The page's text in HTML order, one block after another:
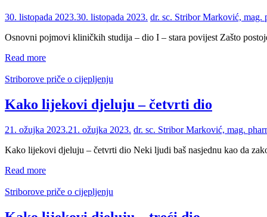
30. listopada 2023.30. listopada 2023. dr. sc. Stribor Marković, mag.
Osnovni pojmovi kliničkih studija – dio I – stara povijest Zašto
Read more
Striborove priče o cijepljenju
Kako lijekovi djeluju – četvrti dio
21. ožujka 2023.21. ožujka 2023. dr. sc. Stribor Marković, mag.
Kako lijekovi djeluju – četvrti dio Neki ljudi baš nasjednu kao da
Read more
Striborove priče o cijepljenju